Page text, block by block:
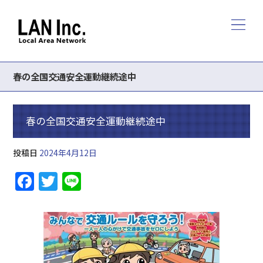
春の全国交通安全運動継続途中
春の全国交通安全運動継続途中
投稿日 2024年4月12日
F
a
c
e
b
T
w
itt
er
e